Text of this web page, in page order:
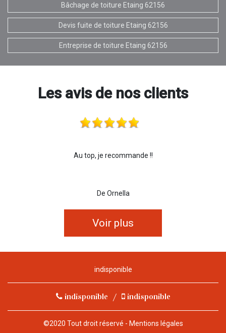
Bâchage de toiture Etaing 62156
Devis fuite de toiture Etaing 62156
Entreprise de toiture Etaing 62156
Les avis de nos clients
Au top, je recommande !!
De Ornella
Voir plus
indisponible
indisponible / indisponible
©2020 Tout droit réservé - Mentions légales